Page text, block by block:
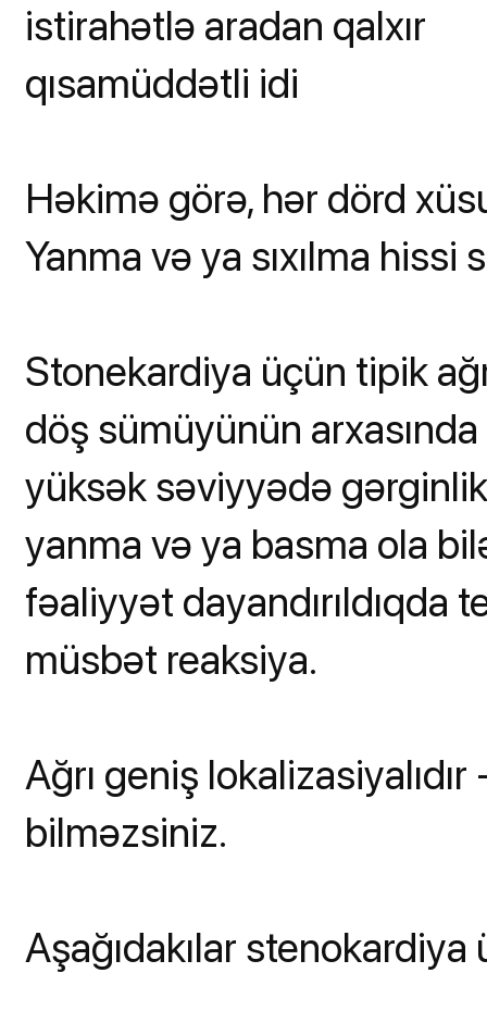
istirahətlə aradan qalxır
qısamüddətli idi
Həkimə görə, hər dörd
Yanma və ya sıxılma
Stonekardiya üçün tipik
döş sümüyünün arxasında
yüksək səviyyədə
yanma və ya basma ola
fəaliyyət dayandırıldıqda
müsbət reaksiya.
Ağrı geniş
bilməzsiniz.
Aşağıdakılar